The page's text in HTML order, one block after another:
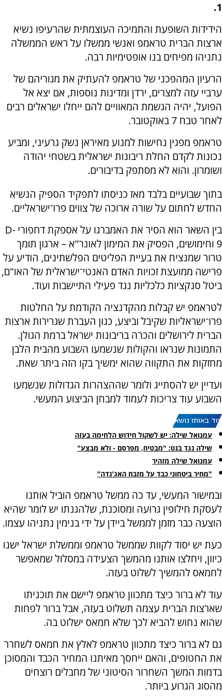
1.
הידידות השופעת והתמיכה העוצמתית שהרעיפו נשיא
ארצות הברית טראמפ ואנשי ממשלו על ראש הממשלה
נתניהו מפיחים בנו אופטימיות רבה.
הרעיון המהפכני של טראמפ להעתיק את מגוריהם של
ערביי עזה למצרים, ירדן ומדינות נוספות, אם יצא אל
הפועל, יהיה הגשמת המאוויים להם ייחלו ישראלים רבים
לאחר טבח 7 באוקטובר.
טראמפ מפגין נחישות למנוע מאיראן נשק גרעיני, ומביע
נכונות לקדם החלת ריבונות ישראלית בשטחי יהודה
ושומרון. והוא לא מסתפק בדיבורים.
בתוך שבועיים בלבד מאז כניסתו לתפקיד הספיק הנשיא
החדש לחתום על שורה ארוכה של צווים פרו־ישראליים.
בין השאר הוא הסיר את האמברגו על אספקת דחפורי D-
9 וחימושים, הפסיק את המימון לאונר"א – ארגון תומך
טרור שמנציח את בעיית הפליטים הפלשתינים, הודיע על
פרישה ממועצת זכויות האדם האנטי־ישראלית של האו"ם,
ביטל סנקציות כלכליות נגד פעילי התיישבות ועוד.
לטראמפ יש קבלות מהקדנציה הקודמת על החלטות
פרו־ישראליות שקיבל וביצע, כגון העברת שגרירות ארצות
הברית לירושלים והכרה בריבונות ישראל ברמת הגולן.
התמונות שנראו והקולות שנשמעו השבוע מהבית הלבן
מחזקות את התקווה שהוא ימשיך בקו הזה ביתר שאת.
ועדיין יש להסתייג ולומר שההצהרות הגדולות שנשמעו
השבוע עוד צריכות לעמוד למבחן הביצוע המעשי.
עוד באותו נושא:
עמנואל שילה: יש לשקול חידוש הלחימה בעזה
שילה נגד בנט: "מבטיח, מפרסם - ולא מבצע"
עמנואל שילה מזהיר
"מחיר ביטחוני כבד על מזבח האג'נדה"
ובמישור המעשי, עד כה ממשל טראמפ הוביל אותנו
לעסקת חילופין גרועה ומסוכנת, שלהגנתו יש לומר שהיא
הוצעה כבר מזמן לממשל ביידן על ידי בנימין נתניהו עצמו.
כעת יש יסוד לקוות שממשל טראמפ וממשלת ישראל ישנו
כיוון, ויחלצו אותנו מהמשך הצעידה במסלול שמאפשר
לחמאס להמשיך לשלוט בעזה.
עוד לא ברור כיצד מתכוון טראמפ ליישם את תוכניתו
שארצות הברית עצמה תשלוט בעזה, אבל ברור לפחות
שהוא נחוש להביא לכך שלא חמאס ישלוט בה.
גם לא ברור כיצד מתכוון טראמפ לאלץ את חמאס לשחרר
את החטופים, והאם ייחסך מאיתנו המחיר הכבד והמסוכן
בדמות המשך השחרור הסיטוני של מחבלים רוצחים
מהסוג הגרוע ביותר.